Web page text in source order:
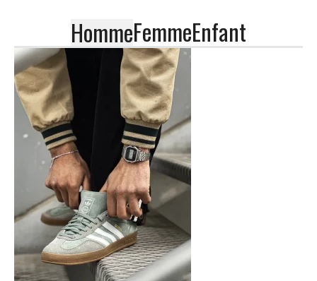
HommeFemmeEnfant